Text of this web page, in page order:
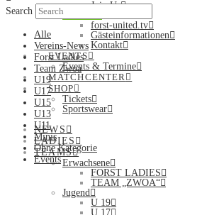
Join Us
Services
forst-united.tv
Gästeinformationen
Kontakt
EVENTS
Events & Termine
MATCHCENTER
SHOP
Tickets
Sportswear
NEWS
LADIES
TEAMS
Erwachsene
FORST LADIES
TEAM „ZWOA“
Jugend
U 19
U 17
Search
Alle
Vereins-News
Forst Ladies
Team Zwoa
U19
U17
U15
U13
U11
Minis
Ohne Kategorie
Events